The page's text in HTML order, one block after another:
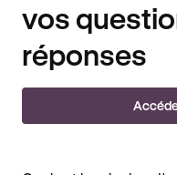
vos
réponses